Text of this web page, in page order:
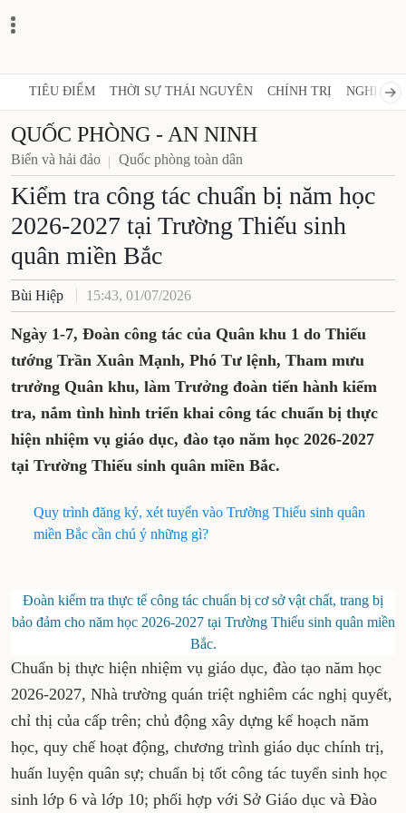
TIÊU ĐIỂM THỜI SỰ THÁI NGUYÊN CHÍNH TRỊ NGHỊ
QUỐC PHÒNG - AN NINH
Biển và hải đảo Quốc phòng toàn dân
Kiểm tra công tác chuẩn bị năm học
2026-2027 tại Trường Thiếu sinh
quân miền Bắc
Bùi Hiệp 15:43, 01/07/2026
Ngày 1-7, Đoàn công tác của Quân khu 1 do Thiếu
tướng Trần Xuân Mạnh, Phó Tư lệnh, Tham mưu
trưởng Quân khu, làm Trưởng đoàn tiến hành kiểm
tra, nắm tình hình triển khai công tác chuẩn bị thực
hiện nhiệm vụ giáo dục, đào tạo năm học 2026-2027
tại Trường Thiếu sinh quân miền Bắc.
Quy trình đăng ký, xét tuyển vào Trường Thiếu sinh quân
miền Bắc cần chú ý những gì?
Đoàn kiểm tra thực tế công tác chuẩn bị cơ sở vật chất, trang bị
bảo đảm cho năm học 2026-2027 tại Trường Thiếu sinh quân miền
Bắc.
Chuẩn bị thực hiện nhiệm vụ giáo dục, đào tạo năm học
2026-2027, Nhà trường quán triệt nghiêm các nghị quyết,
chỉ thị của cấp trên; chủ động xây dựng kế hoạch năm
học, quy chế hoạt động, chương trình giáo dục chính trị,
huấn luyện quân sự; chuẩn bị tốt công tác tuyển sinh học
sinh lớp 6 và lớp 10; phối hợp với Sở Giáo dục và Đào